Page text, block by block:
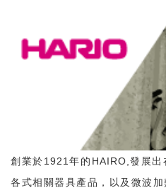
創業於1921年的HAIRO,發展
各式相關器具產品，以及微波